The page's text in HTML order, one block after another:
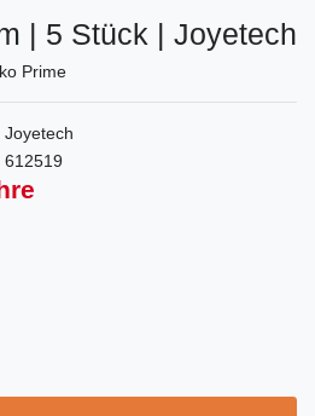
| 5 Stück | Joyetech
Prime
Joyetech
612519